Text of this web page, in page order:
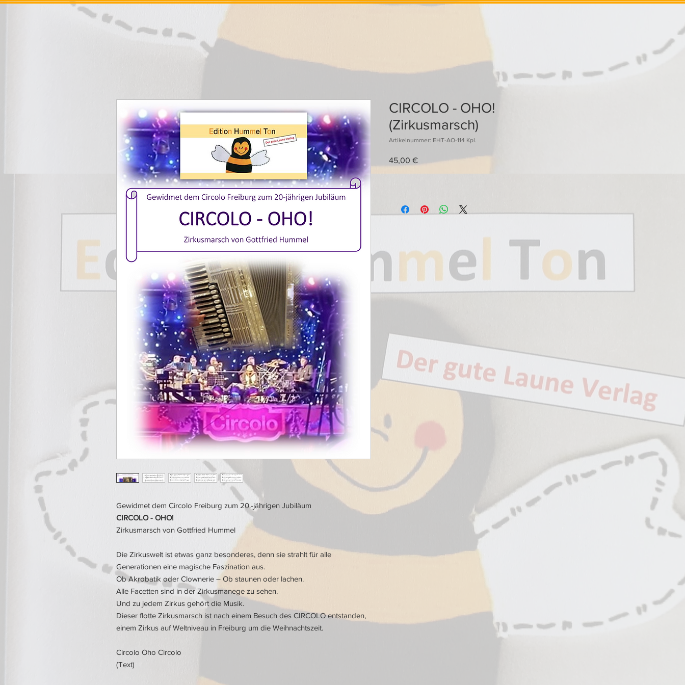
Gewidmet dem Circolo Freiburg zum 20.-jährigen Jubiläum
CIRCOLO - OHO!
Zirkusmarsch von Gottfried Hummel
Die Zirkuswelt ist etwas ganz besonderes, denn sie strahlt für alle
Generationen eine magische Faszination aus.
Ob Akrobatik oder Clownerie – Ob staunen oder lachen.
Alle Facetten sind in der Zirkusmanege zu sehen.
Und zu jedem Zirkus gehört die Musik.
Dieser flotte Zirkusmarsch ist nach einem Besuch des CIRCOLO entstanden,
einem Zirkus auf Weltniveau in Freiburg um die Weihnachtszeit.
Circolo Oho Circolo
(Text)
CIRCOLO - OHO!
(Zirkusmarsch)
Artikelnummer: EHT-AO-114 Kpl.
45,00 €Preis